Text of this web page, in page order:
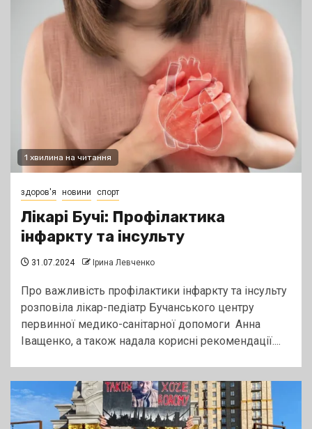
1 хвилина на читання
здоров'я новини спорт
Лікарі Бучі: Профілактика
інфаркту та інсульту
31.07.2024 Ірина Левченко
Про важливість профілактики інфаркту та інсульту
розповіла лікар-педіатр Бучанського центру
первинної медико-санітарної допомоги Анна
Іващенко, а також надала корисні рекомендації....